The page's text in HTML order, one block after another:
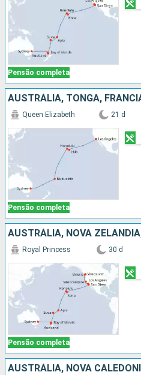
Pensão completa
Pensão completa
Queen Elizabeth 21 d
Pensão completa
Royal Princess 30 d